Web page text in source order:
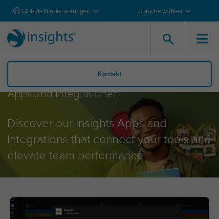
Globale Niederlassungen Sprache wählen
Kontakt
Apps und Integrationen
Discover our Insights Apps and
Integrations that connect your tools and
elevate team performance